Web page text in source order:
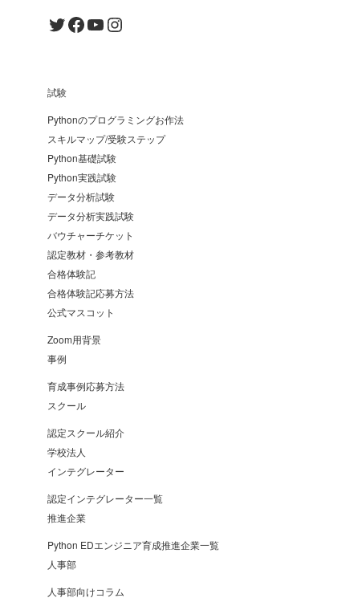
Twitter
Facebook
YouTube
Instagram
試験
Pythonのプログラミングお作法
スキルマップ/受験ステップ
Python基礎試験
Python実践試験
データ分析試験
データ分析実践試験
バウチャーチケット
認定教材・参考教材
合格体験記
合格体験記応募方法
公式マスコット
Zoom用背景
事例
育成事例応募方法
スクール
認定スクール紹介
学校法人
インテグレーター
認定インテグレーター一覧
推進企業
Python EDエンジニア育成推進企業一覧
人事部
人事部向けコラム